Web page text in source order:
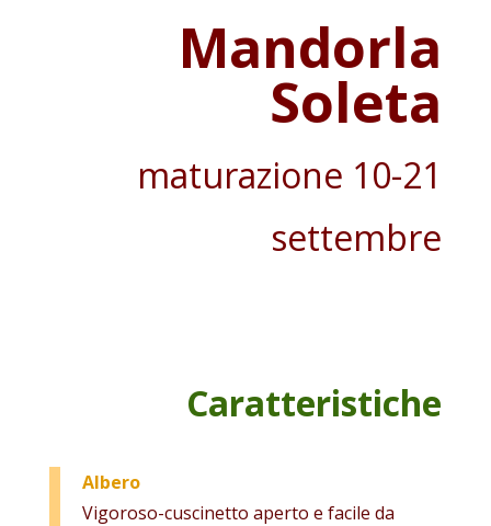
Mandorla
Soleta
maturazione 10-21
settembre
Caratteristiche
Albero
Vigoroso-cuscinetto aperto e facile da